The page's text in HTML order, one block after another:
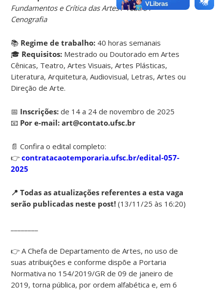
Fundamentos e Crítica das Artes / Teatro /
Cenografia
📚 Regime de trabalho: 40 horas semanais
🎓 Requisitos: Mestrado ou Doutorado em Artes
Cênicas, Teatro, Artes Visuais, Artes Plásticas,
Literatura, Arquitetura, Audiovisual, Letras, Artes ou
Direção de Arte.
📅 Inscrições: de 14 a 24 de novembro de 2025
📧 Por e-mail: art@contato.ufsc.br
📄 Confira o edital completo:
👉contratacaotemporaria.ufsc.br/edital-057-
2025
📍 Todas as atualizações referentes a esta vaga
serão publicadas neste post!(13/11/25 às 16:20)
👉 A Chefa de Departamento de Artes, no uso de
suas atribuições e conforme dispõe a Portaria
Normativa no 154/2019/GR de 09 de janeiro de
2019, torna pública, por ordem alfabética e, em 6